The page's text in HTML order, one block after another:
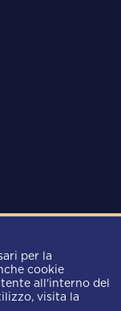
per la
cookie
all'interno del
visita la